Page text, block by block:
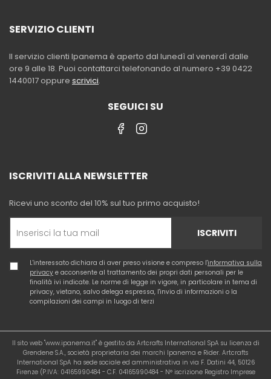
SERVIZIO CLIENTI
Il servizio clienti Ipanema è aperto dal lunedì al venerdì dalle
ore 9 alle 18. Puoi contattarci telefonando al numero +39 0422
1440017 oppure scrivici.
SEGUICI SU
ISCRIVITI ALLA NEWSLETTER
Ricevi uno sconto del 10% sul tuo primo acquisto!
ISCRIVITI
L'interessato dichiara di aver preso visione e compreso l'informativa sulla
privacy e acconsente al trattamento dei propri dati personali per le
finalità ivi indicate. Le norme di legge in vigore, in particolare in tema di
privacy, vietano, salvo delega espressa, l'invio di informazioni o la
compilazioni dei campi in luogo di terzi
Il sito web "www.ipanema.it" è gestito da Artcrafts International SpA su licenza di
Grendene S.A., società proprietaria dei marchi Ipanema e Rider. Artcrafts
International SpA ha sede sociale ed amministrativa in via F. Datini 44, 50126
Firenze (P.IVA: 04165990484 - C.F. 04165990484 - N° iscrizione Registro Imprese